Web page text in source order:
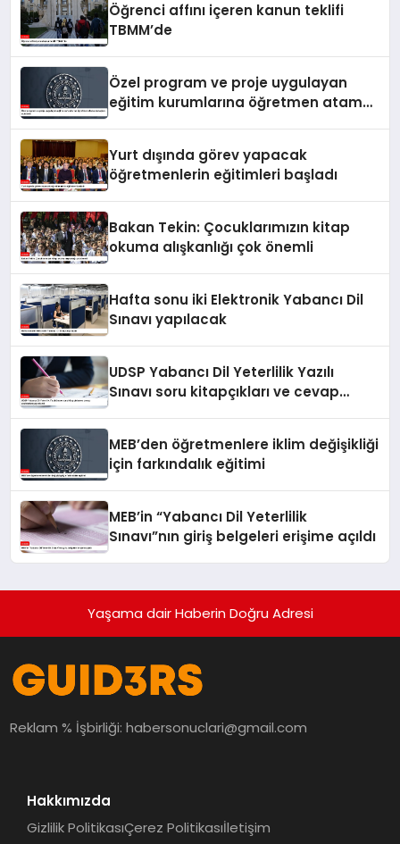
Öğrenci affını içeren kanun teklifi
TBMM’de
Özel program ve proje uygulayan
eğitim kurumlarına öğretmen atama
Yurt dışında görev yapacak
öğretmenlerin eğitimleri başladı
Bakan Tekin: Çocuklarımızın kitap
okuma alışkanlığı çok önemli
Hafta sonu iki Elektronik Yabancı Dil
Sınavı yapılacak
UDSP Yabancı Dil Yeterlilik Yazılı
Sınavı soru kitapçıkları ve cevap
MEB’den öğretmenlere iklim değişikliği
için farkındalık eğitimi
MEB’in “Yabancı Dil Yeterlilik
Sınavı”nın giriş belgeleri erişime açıldı
Yaşama dair Haberin Doğru Adresi
Reklam % İşbirliği:habersonuclari@gmail.com
Hakkımızda
Gizlilik PolitikasıÇerez Politikasıİletişim